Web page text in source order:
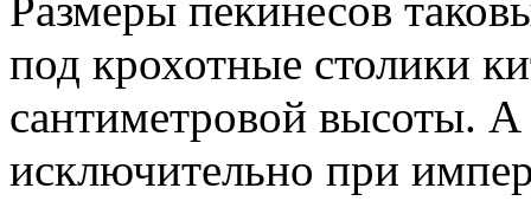
под крохотные столики
сантиметровой высоты. А
исключительно при